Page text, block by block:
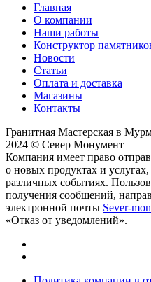
Главная
О компании
Наши работы
Конструктор
Новости
Статьи
Оплата и доставка
Магазины
Контакты
Гранитная Мастерская в
2024 © Север Монумент
Компания имеет право
о новых продуктах и
различных событиях.
получения сообщений,
электронной почты Sever-
«Отказ от уведомлений».